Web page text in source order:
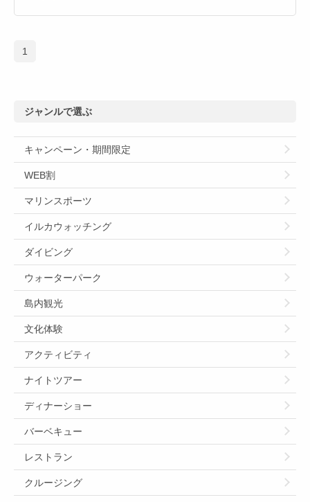
1
ジャンルで選ぶ
キャンペーン・期間限定
WEB割
マリンスポーツ
イルカウォッチング
ダイビング
ウォーターパーク
島内観光
文化体験
アクティビティ
ナイトツアー
ディナーショー
バーベキュー
レストラン
クルージング